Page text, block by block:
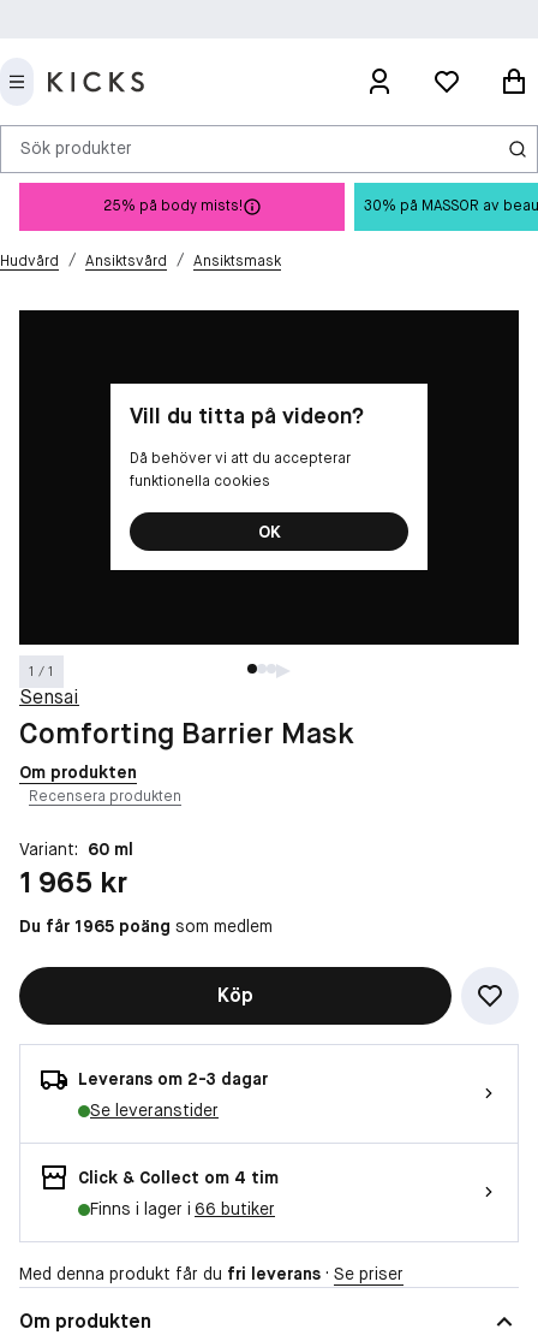
Sök produkter
25% på body mists! 30% på MASSOR av
Hudvård / Ansiktsvård / Ansiktsmask
1 / 1
Vill du titta på videon?
Då behöver vi att du accepterar
funktionella cookies
OK
Sensai
Comforting Barrier Mask
Om produkten
Recensera produkten
Variant: 60 ml
Pris: 1 965 kr
1 965 kr
Du får 1965 poäng som medlem
Köp
Leverans om 2-3 dagar
Se leveranstider
Click & Collect om 4 tim
Finns i lager i 66 butiker
Med denna produkt får du fri leverans · Se priser
Om produkten